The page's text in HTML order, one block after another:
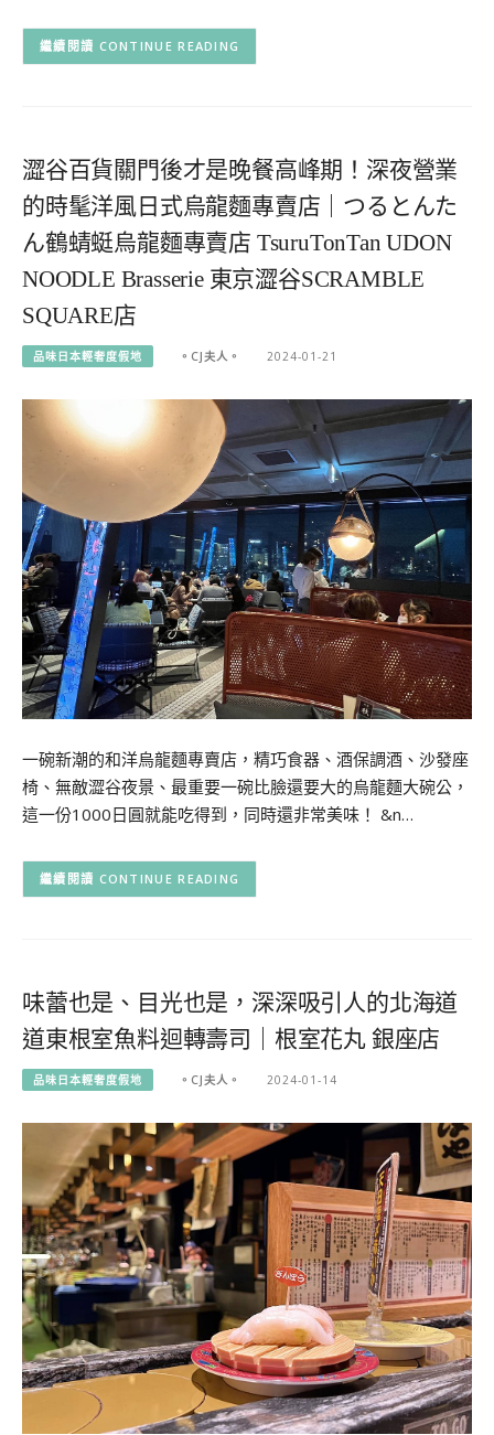
CONTINUE READING
澀谷百貨關門後才是晚餐高峰期！深夜營業
的時髦洋風日式烏龍麵專賣店｜つるとんた
ん鶴蜻蜓烏龍麵專賣店 TsuruTonTan UDON
NOODLE Brasserie 東京澀谷SCRAMBLE
SQUARE店
品味日本輕奢度假地 。CJ夫人。 2024-01-21
一碗新潮的和洋烏龍麵專賣店，精巧食器、酒保調酒、沙發座
椅、無敵澀谷夜景、最重要一碗比臉還要大的烏龍麵大碗公，
這一份1000日圓就能吃得到，同時還非常美味！ &n…
CONTINUE READING
味蕾也是、目光也是，深深吸引人的北海道
道東根室魚料迴轉壽司｜根室花丸 銀座店
品味日本輕奢度假地 。CJ夫人。 2024-01-14